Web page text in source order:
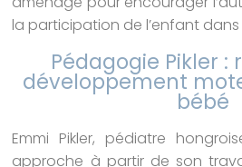
la participation de l’enfant
Pédagogie Pikler :
développement
bébé
Emmi Pikler, pédiatre
approche à partir de son